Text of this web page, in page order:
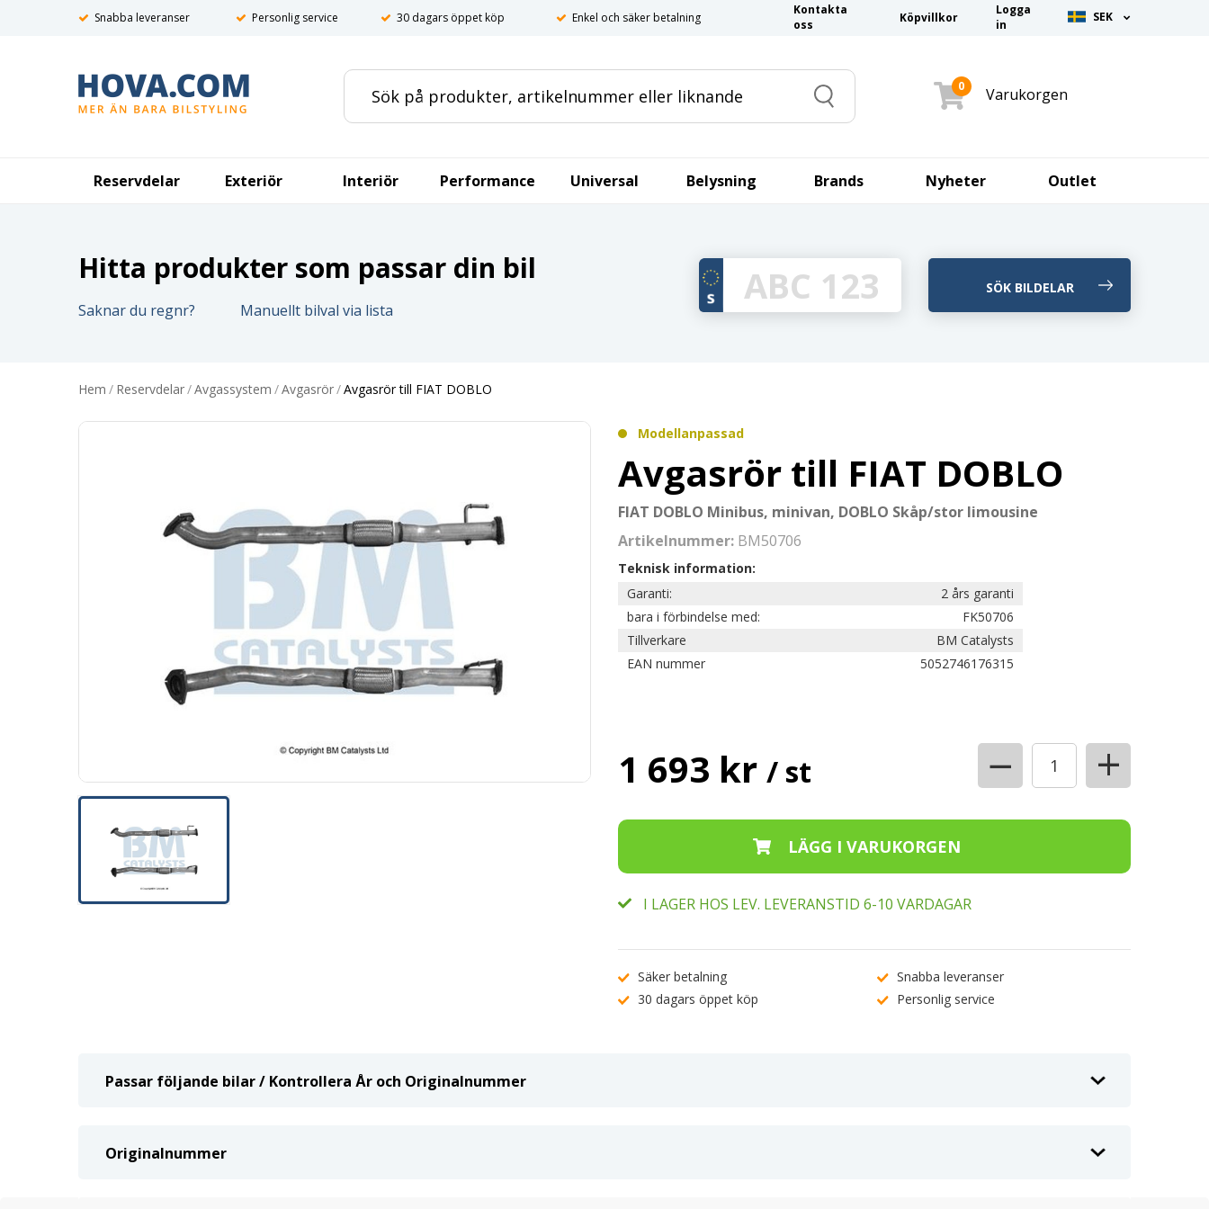
Snabba leveranser Personlig service 30 dagars öppet köp Enkel och säker betalning
Kontakta
oss
Köpvillkor
Logga
in
SEK
Search
0 Varukorgen
Reservdelar Exteriör Interiör Performance Universal Belysning Brands Nyheter Outlet
Hitta produkter som passar din bil
Saknar du regnr? Manuellt bilval via lista
Hem / Reservdelar/Avgassystem /Avgasrör/Avgasrör till FIAT DOBLO
Modellanpassad
Avgasrör till FIAT DOBLO
FIAT DOBLO Minibus, minivan, DOBLO Skåp/stor limousine
Artikelnummer: BM50706
Teknisk information:
Garanti:
2 års garanti
bara i förbindelse med:
FK50706
Tillverkare
BM Catalysts
EAN nummer
5052746176315
1 693 kr / st − +
I LAGER HOS LEV. LEVERANSTID 6-10 VARDAGAR
Säker betalning
Snabba leveranser
30 dagars öppet köp
Personlig service
Passar följande bilar / Kontrollera År och Originalnummer
Originalnummer